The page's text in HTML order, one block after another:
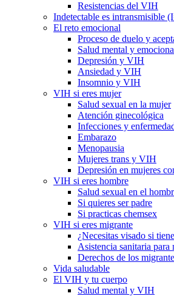
Resistencias del VIH
Indetectable es intransmisible
El reto emocional
Proceso de duelo y
Salud mental y
Depresión y VIH
Ansiedad y VIH
Insomnio y VIH
VIH si eres mujer
Salud sexual en la mujer
Atención ginecológica
Infecciones y
Embarazo
Menopausia
Mujeres trans y VIH
Depresión en mujeres
VIH si eres hombre
Salud sexual en el
Si quieres ser padre
Si practicas chemsex
VIH si eres migrante
¿Necesitas visado si
Asistencia sanitaria
Derechos de los
Vida saludable
El VIH y tu cuerpo
Salud mental y VIH